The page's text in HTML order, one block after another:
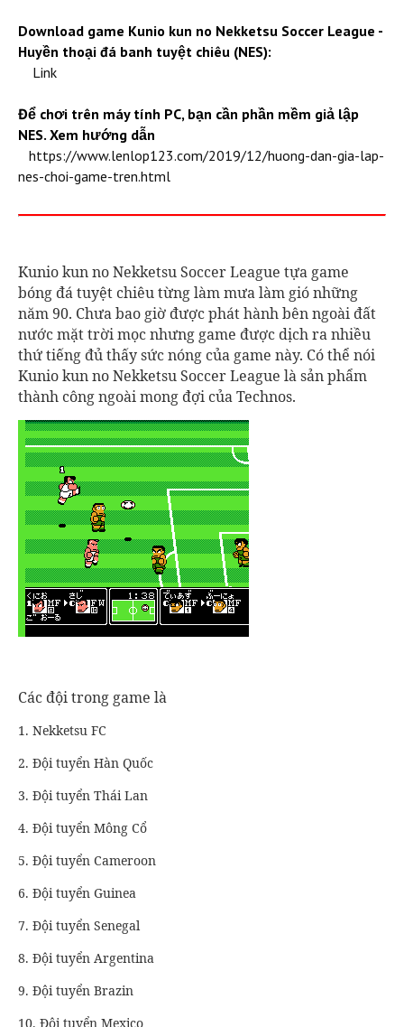
Download game Kunio kun no Nekketsu Soccer League -
Huyền thoại đá banh tuyệt chiêu (NES):
Link
Để chơi trên máy tính PC, bạn cần phần mềm giả lập
NES. Xem hướng dẫn
https://www.lenlop123.com/2019/12/huong-dan-gia-lap-
nes-choi-game-tren.html
Kunio kun no Nekketsu Soccer League tựa game
bóng đá tuyệt chiêu từng làm mưa làm gió những
năm 90. Chưa bao giờ được phát hành bên ngoài đất
nước mặt trời mọc nhưng game được dịch ra nhiều
thứ tiếng đủ thấy sức nóng của game này. Có thể nói
Kunio kun no Nekketsu Soccer League là sản phẩm
thành công ngoài mong đợi của Technos.
Các đội trong game là
1. Nekketsu FC
2. Đội tuyển Hàn Quốc
3. Đội tuyển Thái Lan
4. Đội tuyển Mông Cổ
5. Đội tuyển Cameroon
6. Đội tuyển Guinea
7. Đội tuyển Senegal
8. Đội tuyển Argentina
9. Đội tuyển Brazin
10. Đội tuyển Mexico